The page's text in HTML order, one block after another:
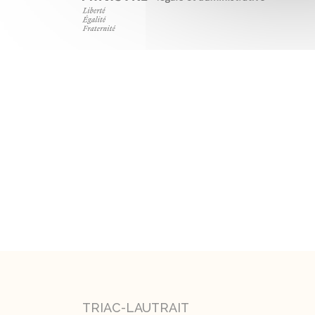
TRIAC-LAUTRAIT